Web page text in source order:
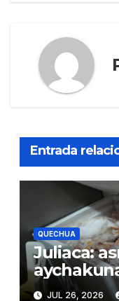
Entrada
QUECHUA
Juliaca:
qhatuna
JUL 26, 2026